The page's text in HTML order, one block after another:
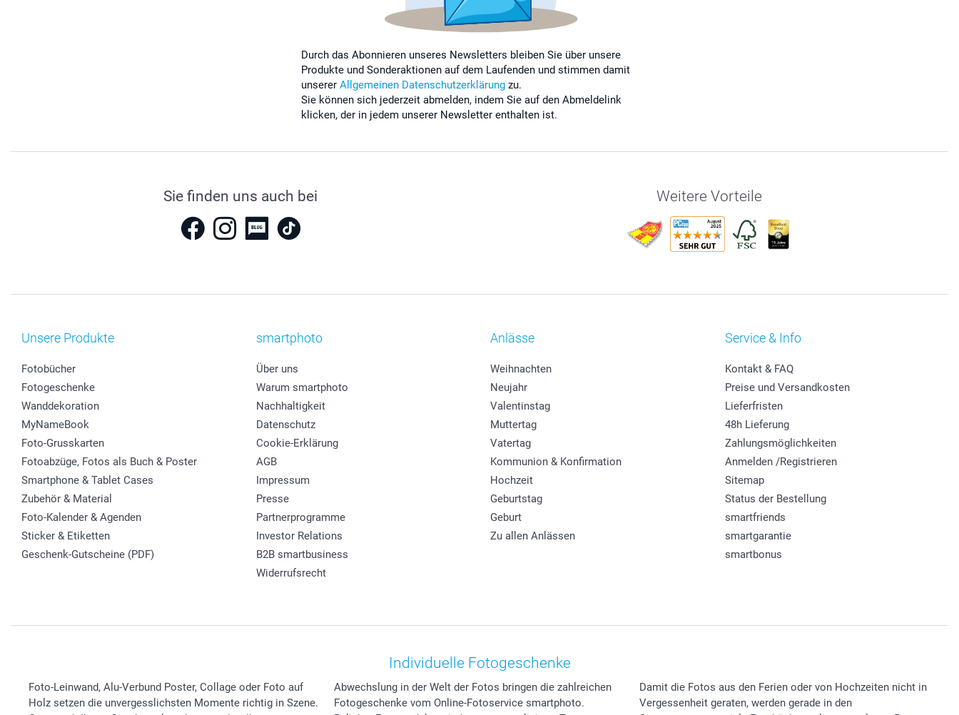
Durch das Abonnieren unseres Newsletters bleiben Sie über unsere
Produkte und Sonderaktionen auf dem Laufenden und stimmen damit
unserer Allgemeinen Datenschutzerklärung zu.
Sie können sich jederzeit abmelden, indem Sie auf den Abmeldelink
klicken, der in jedem unserer Newsletter enthalten ist.
Sie finden uns auch bei Weitere Vorteile
Unsere Produkte
Fotobücher
Fotogeschenke
Wanddekoration
MyNameBook
Foto-Grusskarten
Fotoabzüge, Fotos als Buch & Poster
Smartphone & Tablet Cases
Zubehör & Material
Foto-Kalender & Agenden
Sticker & Etiketten
Geschenk-Gutscheine (PDF)
smartphoto
Über uns
Warum smartphoto
Nachhaltigkeit
Datenschutz
Cookie-Erklärung
AGB
Impressum
Presse
Partnerprogramme
Investor Relations
B2B smartbusiness
Widerrufsrecht
Anlässe
Weihnachten
Neujahr
Valentinstag
Muttertag
Vatertag
Kommunion & Konfirmation
Hochzeit
Geburtstag
Geburt
Zu allen Anlässen
Service & Info
Kontakt & FAQ
Preise und Versandkosten
Lieferfristen
48h Lieferung
Zahlungsmöglichkeiten
Anmelden /Registrieren
Sitemap
Status der Bestellung
smartfriends
smartgarantie
smartbonus
Individuelle Fotogeschenke
Foto-Leinwand, Alu-Verbund Poster, Collage oder Foto auf
Holz setzen die unvergesslichsten Momente richtig in Szene.
Abwechslung in der Welt der Fotos bringen die zahlreichen
Fotogeschenke vom Online-Fotoservice smartphoto.
Damit die Fotos aus den Ferien oder von Hochzeiten nicht in
Vergessenheit geraten, werden gerade in den